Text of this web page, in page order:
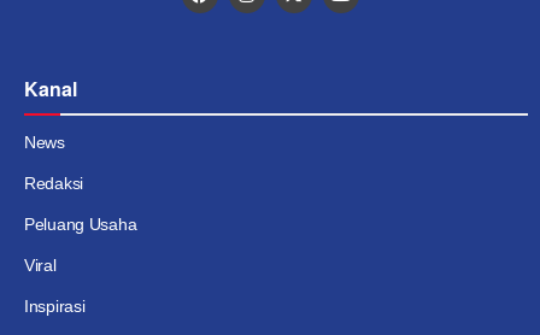
Kanal
News
Redaksi
Peluang Usaha
Viral
Inspirasi